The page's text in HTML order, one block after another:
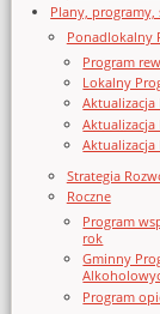
Plany,
Ponadlokalny
Program
Lokalny
Aktualizacja
Aktualizacja
Aktualizacja
Strategia
Roczne
Program
rok
Gminny
Program